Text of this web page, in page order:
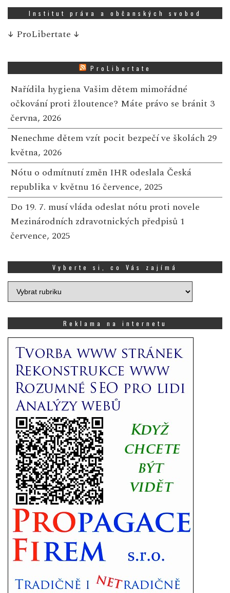
Institut práva a občanských svobod
↓ ProLibertate ↓
ProLibertate
Nařídila hygiena Vašim dětem mimořádné
očkování proti žloutence? Máte právo se bránit 3
června, 2026
Nenechme dětem vzít pocit bezpečí ve školách 29
května, 2026
Nótu o odmítnutí změn IHR odeslala Česká
republika v květnu 16 července, 2025
Do 19. 7. musí vláda odeslat nótu proti novele
Mezinárodních zdravotnických předpisů 1
července, 2025
Vyberte si, co Vás zajímá
Vyberte
si,
zajímá
Reklama na internetu